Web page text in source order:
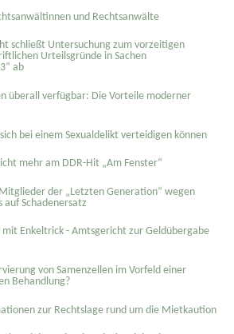
und Rechtsanwälte
schließt Untersuchung zum vorzeitigen
Urteilsgründe in Sachen
ab
überall verfügbar: Die Vorteile moderner
bei einem Sexual­delikt verteidigen können
mehr am DDR-Hit „Am Fenster“
der „Letzten Generation“ wegen
auf Schadenersatz
Enkeltrick - Amtsgericht zur Geldübergabe
von Samenzellen im Vorfeld einer
Behandlung?
zur Rechtslage rund um die Mietkaution